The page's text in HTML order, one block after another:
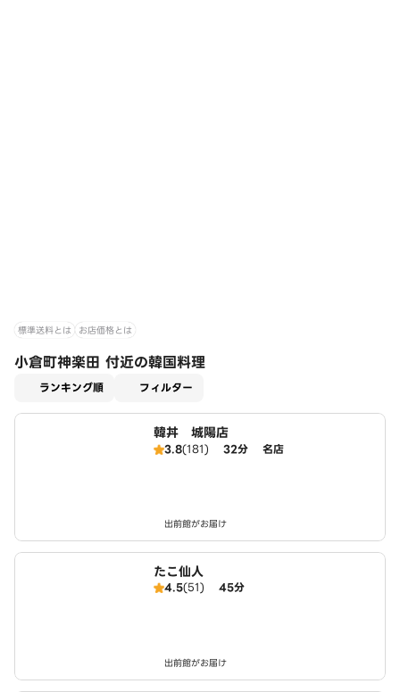
標準送料とは お店価格とは
小倉町神楽田 付近の韓国料理
ランキング順 フィルター
韓丼 城陽店
3.8(181) 32分 名店
出前館がお届け
たこ仙人
4.5(51) 45分
出前館がお届け